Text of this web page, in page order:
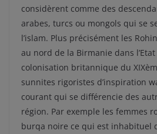
considèrent comme des
arabes, turcs ou mongols qui se
l’islam. Plus précisément les
au nord de la Birmanie dans l’Etat
colonisation britannique du
sunnites rigoristes d’inspiration
courant qui se différencie des
région. Par exemple les femmes
burqa noire ce qui est inhabituel